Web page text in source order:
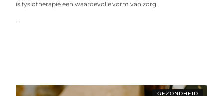
is fysiotherapie een waardevolle vorm van zorg.
...
GEZONDHEID